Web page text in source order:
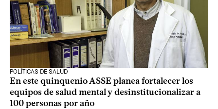
POLÍTICAS DE SALUD
En este quinquenio ASSE planea fortalecer los
equipos de salud mental y desinstitucionalizar a
100 personas por año